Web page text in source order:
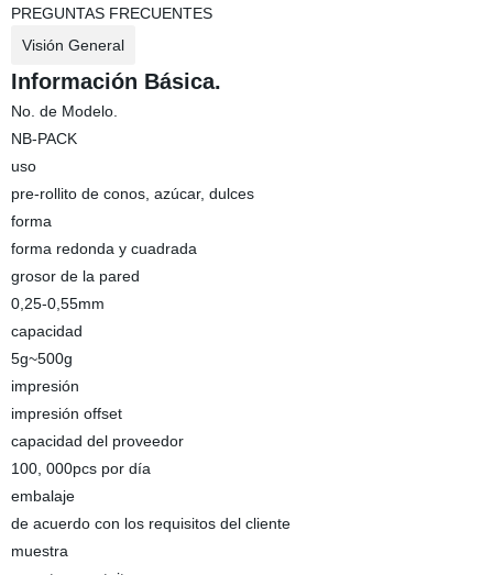
PREGUNTAS FRECUENTES
Visión General
Información Básica.
No. de Modelo.
NB-PACK
uso
pre-rollito de conos, azúcar, dulces
forma
forma redonda y cuadrada
grosor de la pared
0,25-0,55mm
capacidad
5g~500g
impresión
impresión offset
capacidad del proveedor
100, 000pcs por día
embalaje
de acuerdo con los requisitos del cliente
muestra